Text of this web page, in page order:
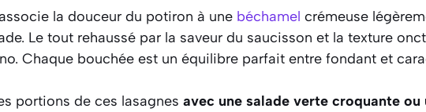
la douceur du potiron à une béchamel crémeuse
Le tout rehaussé par la saveur du saucisson et la texture
Chaque bouchée est un équilibre parfait entre fondant et
portions de ces lasagnes avec une salade verte croquante ou